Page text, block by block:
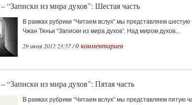
“Записки из мира духов”: Шестая часть
В рамках рубрики “Читаем вслух” мы представляем шестую
Чжан Тяньи “Записки из мира духов”. Над миром духов...
29 июля 2012 23:57 /0 комментариев
“Записки из мира духов”: Пятая часть
В рамках рубрики “Читаем вслух” мы представляем пятую